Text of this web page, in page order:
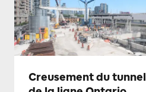
Creusement du tunnel